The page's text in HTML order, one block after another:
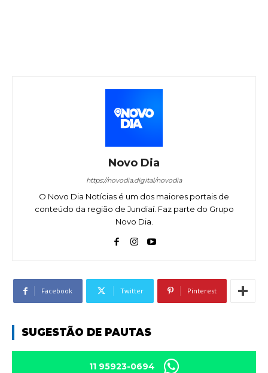
Novo Dia
https://novodia.digital/novodia
O Novo Dia Notícias é um dos maiores portais de
conteúdo da região de Jundiaí. Faz parte do Grupo
Novo Dia.
Facebook Twitter Pinterest
SUGESTÃO DE PAUTAS
11 95923-0694